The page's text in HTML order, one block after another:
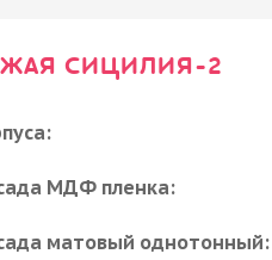
СИЦИЛИЯ-2
МДФ пленка:
матовый однотонный: